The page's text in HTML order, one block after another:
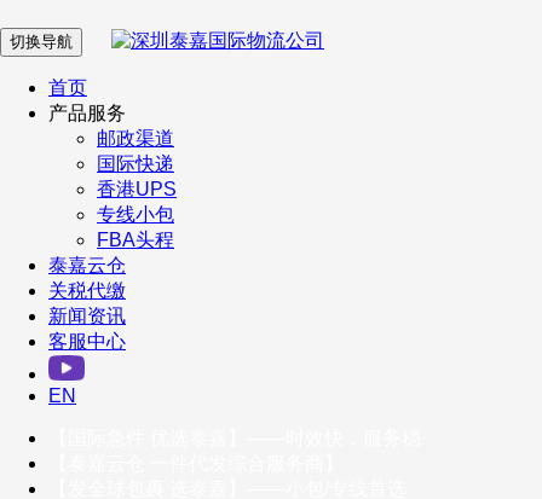
在 线 客 服
企业微信
订阅号
客户服务热线
400-098-5699
联系我们
切换导航
首页
产品服务
邮政渠道
国际快递
香港UPS
专线小包
FBA头程
泰嘉云仓
关税代缴
新闻资讯
客服中心
EN